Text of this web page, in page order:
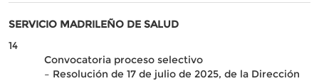
SERVICIO MADRILEÑO DE SALUD
14
Convocatoria proceso selectivo
– Resolución de 17 de julio de 2025, de la Dirección